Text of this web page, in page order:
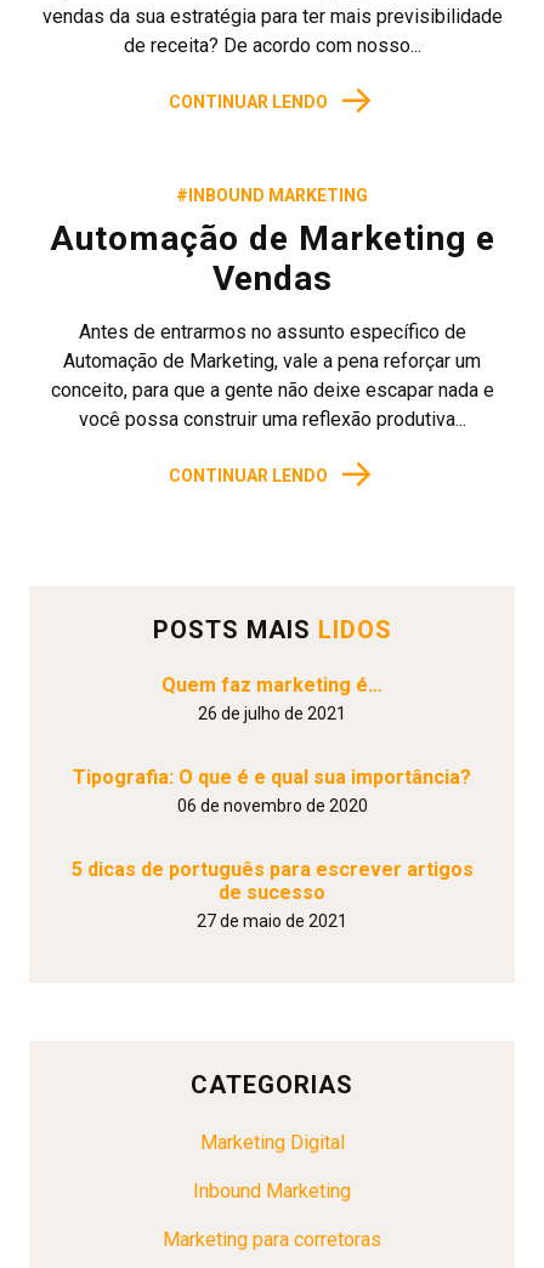
vendas da sua estratégia para ter mais previsibilidade
de receita? De acordo com nosso...
CONTINUAR LENDO →
#INBOUND MARKETING
Automação de Marketing e
Vendas
Antes de entrarmos no assunto específico de
Automação de Marketing, vale a pena reforçar um
conceito, para que a gente não deixe escapar nada e
você possa construir uma reflexão produtiva...
CONTINUAR LENDO →
POSTS MAIS LIDOS
Quem faz marketing é…
26 de julho de 2021
Tipografia: O que é e qual sua importância?
06 de novembro de 2020
5 dicas de português para escrever artigos
de sucesso
27 de maio de 2021
CATEGORIAS
Marketing Digital
Inbound Marketing
Marketing para corretoras